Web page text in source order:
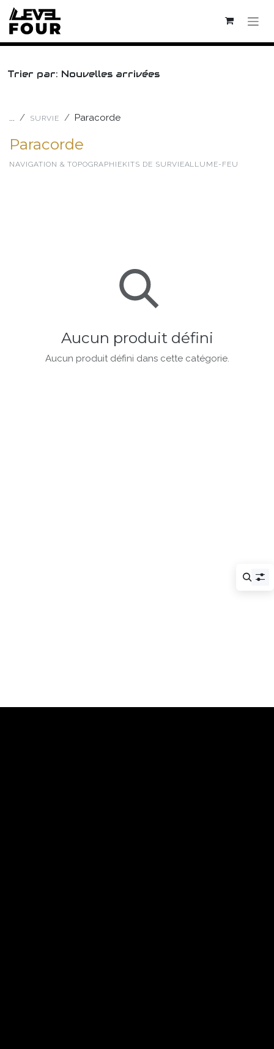
Se rendre au contenu
Trier par: Nouvelles arrivées
... SURVIE Paracorde
Paracorde
NAVIGATION & TOPOGRAPHIEKITS DE SURVIEALLUME-FEU
Aucun produit défini
Aucun produit défini dans cette catégorie.